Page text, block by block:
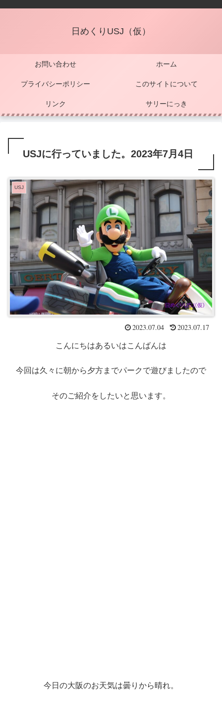
日めくりUSJ（仮）
お問い合わせ ホーム
プライバシーポリシー このサイトについて
リンク サリーにっき
USJに行っていました。2023年7月4日
USJ
2023.07.04 2023.07.17
こんにちはあるいはこんばんは
今回は久々に朝から夕方までパークで遊びましたので
そのご紹介をしたいと思います。
今日の大阪のお天気は曇りから晴れ。